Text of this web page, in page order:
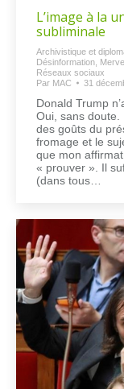
L’image à la
subliminale
Archivistique et
Désinformation
Réseaux sociaux
Par MAC 31
Donald Trump
Oui, sans doute.
des goûts du
fromage et le
que mon
« prouver ». Il
(dans tous…